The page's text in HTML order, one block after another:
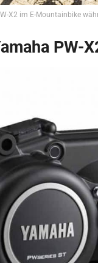
X2 im E-Mountainbike
PW-